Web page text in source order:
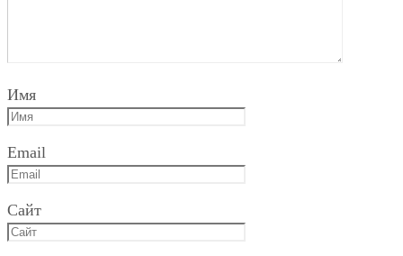
Имя
Email
Сайт